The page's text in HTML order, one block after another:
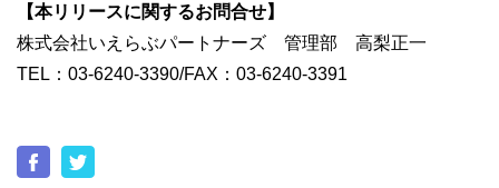
【本リリースに関するお問合せ】
株式会社いえらぶパートナーズ 管理部 高梨正一
TEL：03-6240-3390/FAX：03-6240-3391